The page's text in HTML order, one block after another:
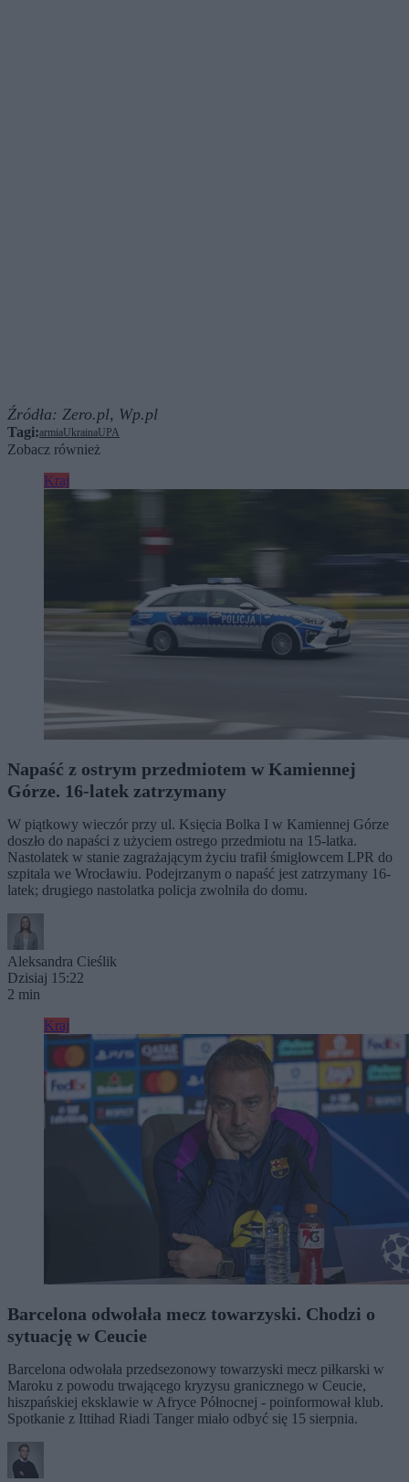
Źródła: Zero.pl, Wp.pl
Tagi:armiaUkrainaUPA
Zobacz również
Kraj
Napaść z ostrym przedmiotem w Kamiennej
Górze. 16-latek zatrzymany
W piątkowy wieczór przy ul. Księcia Bolka I w Kamiennej Górze
doszło do napaści z użyciem ostrego przedmiotu na 15-latka.
Nastolatek w stanie zagrażającym życiu trafił śmigłowcem LPR do
szpitala we Wrocławiu. Podejrzanym o napaść jest zatrzymany 16-
latek; drugiego nastolatka policja zwolniła do domu.
Aleksandra Cieślik
Dzisiaj 15:22
2 min
Kraj
Barcelona odwołała mecz towarzyski. Chodzi o
sytuację w Ceucie
Barcelona odwołała przedsezonowy towarzyski mecz piłkarski w
Maroku z powodu trwającego kryzysu granicznego w Ceucie,
hiszpańskiej eksklawie w Afryce Północnej - poinformował klub.
Spotkanie z Ittihad Riadi Tanger miało odbyć się 15 sierpnia.